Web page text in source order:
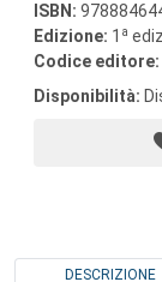
ISBN:
Edizione: 1 a
Codice editore:
Disponibilità:
DESCRIZIONE